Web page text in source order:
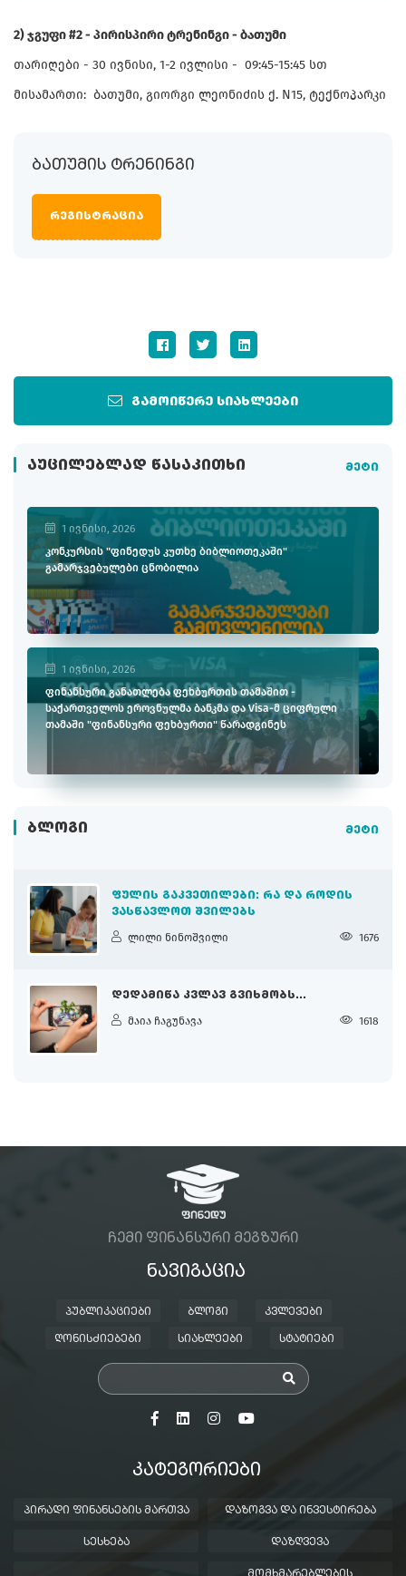
გამოიწერე სიახლეები
ᲐᲣᲪᲘᲚᲔᲑᲚᲐᲓ ᲬᲐᲡᲐᲙᲘᲗᲮᲘ მეტი
1 ივნისი, 2026
კონკურსის "ფინედუს კუთხე ბიბლიოთეკაში"
გამარჯვებულები ცნობილია
1 ივნისი, 2026
ფინანსური განათლება ფეხბურთის თამაშით -
საქართველოს ეროვნულმა ბანკმა და Visa-მ ციფრული
თამაში "ფინანსური ფეხბურთი" წარადგინეს
ᲑᲚᲝᲒᲘ მეტი
ᲤᲣᲚᲘᲡ ᲒᲐᲙᲕᲔᲗᲘᲚᲔᲑᲘ: ᲠᲐ ᲓᲐ ᲠᲝᲓᲘᲡ
ᲕᲐᲡᲬᲐᲕᲚᲝᲗ ᲨᲕᲘᲚᲔᲑᲡ
ლილი ნინოშვილი 1676
ᲓᲔᲓᲐᲛᲘᲬᲐ ᲙᲕᲚᲐᲕ ᲒᲕᲘᲮᲛᲝᲑᲡ...
მაია ჩაგუნავა 1618
2) ჯგუფი #2 - პირისპირი ტრენინგი - ბათუმი
თარიღები - 30 ივნისი, 1-2 ივლისი - 09:45-15:45 სთ
მისამართი: ბათუმი, გიორგი ლეონიძის ქ. N15, ტექნოპარკი
ᲑᲐᲗᲣᲛᲘᲡ ᲢᲠᲔᲜᲘᲜᲒᲘ
რეგისტრაცია
ᲩᲔᲛᲘ ᲤᲘᲜᲐᲜᲡᲣᲠᲘ ᲛᲔᲒᲖᲣᲠᲘ
ᲜᲐᲕᲘᲒᲐᲪᲘᲐ
ᲞᲣᲑᲚᲘᲙᲐᲪᲘᲔᲑᲘ ᲑᲚᲝᲒᲘ ᲙᲕᲚᲔᲕᲔᲑᲘ
ᲦᲝᲜᲘᲡᲫᲘᲔᲑᲔᲑᲘ ᲡᲘᲐᲮᲚᲔᲔᲑᲘ ᲡᲢᲐᲢᲘᲔᲑᲘ
ᲙᲐᲢᲔᲒᲝᲠᲘᲔᲑᲘ
ᲞᲘᲠᲐᲓᲘ ᲤᲘᲜᲐᲜᲡᲔᲑᲘᲡ ᲛᲐᲠᲗᲕᲐ ᲓᲐᲖᲝᲒᲕᲐ ᲓᲐ ᲘᲜᲕᲔᲡᲢᲘᲠᲔᲑᲐ
ᲡᲔᲡᲮᲔᲑᲐ ᲓᲐᲖᲦᲕᲔᲕᲐ